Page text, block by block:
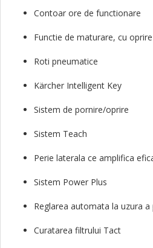
Contoar ore de functionare
Functie de maturare, cu oprire
Roti pneumatice
Kärcher Intelligent Key
Sistem de pornire/oprire
Sistem Teach
Perie laterala ce amplifica
Sistem Power Plus
Reglarea automata la uzura a
Curatarea filtrului Tact